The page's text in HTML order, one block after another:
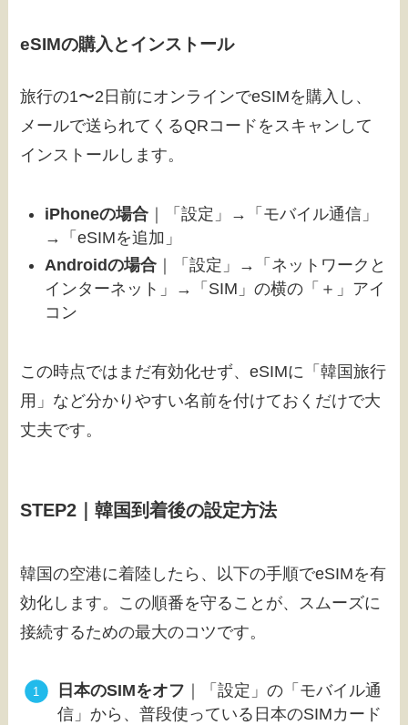
eSIMの購入とインストール
旅行の1〜2日前にオンラインでeSIMを購入し、
メールで送られてくるQRコードをスキャンして
インストールします。
iPhoneの場合 ｜「設定」→「モバイル通信」
→「eSIMを追加」
Androidの場合 ｜「設定」→「ネットワークと
インターネット」→「SIM」の横の「＋」アイ
コン
この時点ではまだ有効化せず、eSIMに「韓国旅行
用」など分かりやすい名前を付けておくだけで大
丈夫です。
STEP2｜韓国到着後の設定方法
韓国の空港に着陸したら、以下の手順でeSIMを有
効化します。この順番を守ることが、スムーズに
接続するための最大のコツです。
日本のSIMをオフ ｜「設定」の「モバイル通
信」から、普段使っている日本のSIMカード